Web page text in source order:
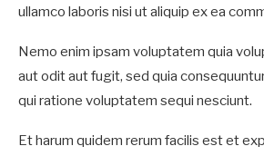
ullamco laboris nisi ut aliquip ex ea
Nemo enim ipsam voluptatem quia
aut odit aut fugit, sed quia
qui ratione voluptatem sequi nesciunt.
Et harum quidem rerum facilis est et